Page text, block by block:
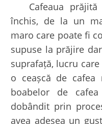
Cafeaua prăjită
închis, de la un
maro care poate fi
supuse la prăjire
suprafață, lucru
o ceașcă de cafea
boabelor de
dobândit prin
avea adesea un